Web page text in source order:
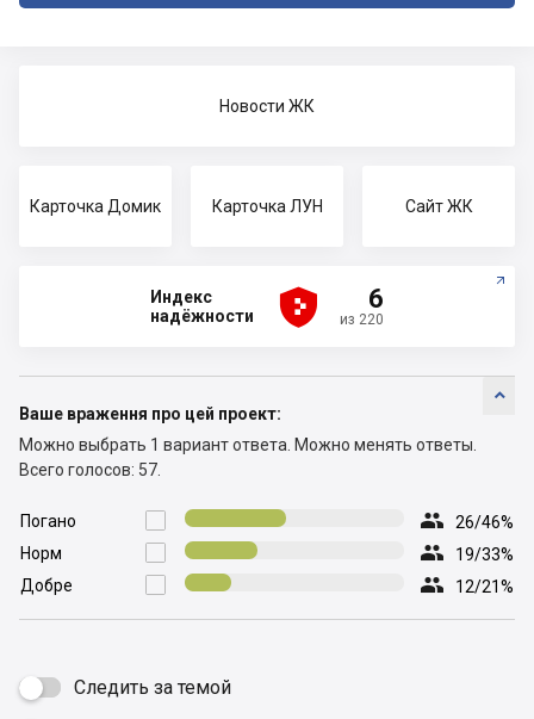
Новости ЖК
Карточка Домик Карточка ЛУН Сайт ЖК
Индекс
надёжности




 6
из 220

Ваше враження про цей проект:
Можно выбрать 1 вариант ответа. Можно менять ответы.
Всего голосов: 57.

Погано  26/46%

Норм  19/33%

Добре  12/21%
Следить за темой